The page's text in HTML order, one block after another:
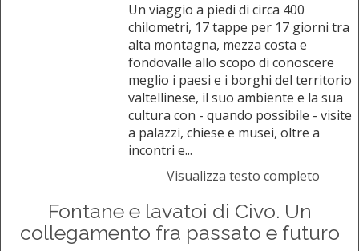
Un viaggio a piedi di circa 400
chilometri, 17 tappe per 17 giorni tra
alta montagna, mezza costa e
fondovalle allo scopo di conoscere
meglio i paesi e i borghi del territorio
valtellinese, il suo ambiente e la sua
cultura con - quando possibile - visite
a palazzi, chiese e musei, oltre a
incontri e...
Visualizza testo completo
Fontane e lavatoi di Civo. Un
collegamento fra passato e futuro